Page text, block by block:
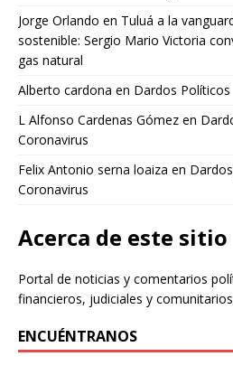
Jorge Orlando en Tuluá a la
sostenible: Sergio Mario Victoria
gas natural
Alberto cardona en Dardos Políticos
L Alfonso Cardenas Gómez en
Coronavirus
Felix Antonio serna loaiza en
Coronavirus
Acerca de este sitio
Portal de noticias y comentarios
financieros, judiciales y
ENCUÉNTRANOS